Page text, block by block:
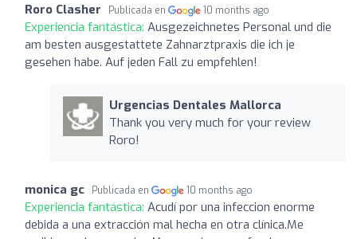
Roro Clasher Publicada en 10 months ago
Experiencia fantástica: Ausgezeichnetes Personal und die
am besten ausgestattete Zahnarztpraxis die ich je
gesehen habe. Auf jeden Fall zu empfehlen!
Urgencias Dentales Mallorca
Thank you very much for your review
Roro!
monica gc Publicada en 10 months ago
Experiencia fantástica: Acudí por una infeccion enorme
debida a una extracción mal hecha en otra clínica.Me